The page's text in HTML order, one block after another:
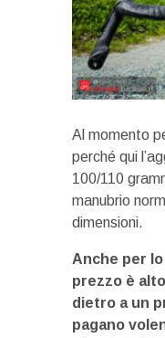
Al momento
perché qui
100/110
manubrio
dimensioni.
Anche per
prezzo è
dietro a un
pagano